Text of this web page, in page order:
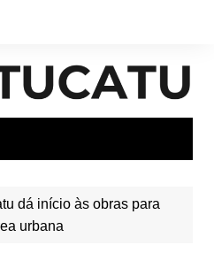
dá início às obras para
urbana